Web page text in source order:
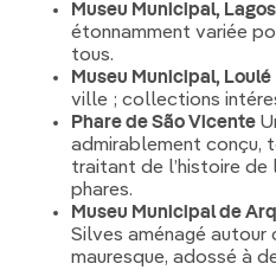
Museu Municipal, Lagos
étonnamment variée
tous.
Museu Municipal, Loulé
ville ; collections
Phare de São Vicente
admirablement conçu,
traitant de l’histoire de
phares.
Museu Municipal de
Silves aménagé autour
mauresque, adossé à